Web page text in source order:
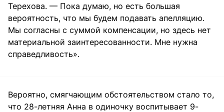
Терехова. — Пока думаю, но есть большая
вероятность, что мы будем подавать апелляцию.
Мы согласны с суммой компенсации, но здесь нет
материальной заинтересованности. Мне нужна
справедливость».
Вероятно, смягчающим обстоятельством стало то,
что 28-летняя Анна в одиночку воспитывает 9-